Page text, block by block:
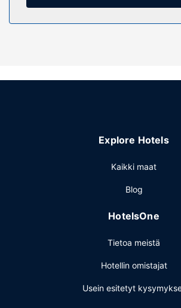
Explore Hotels
Kaikki maat
Blog
HotelsOne
Tietoa meistä
Hotellin omistajat
Usein esitetyt